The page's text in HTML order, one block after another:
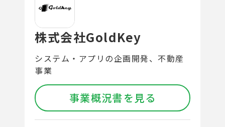
株式会社GoldKey
システム・アプリの企画開発、不動産
事業
事業概況書を見る